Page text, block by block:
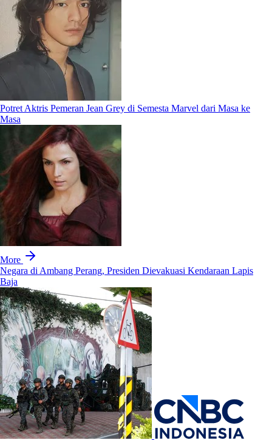
Potret Aktris Pemeran Jean Grey di Semesta Marvel dari Masa ke
Masa
More
Negara di Ambang Perang, Presiden Dievakuasi Kendaraan Lapis
Baja